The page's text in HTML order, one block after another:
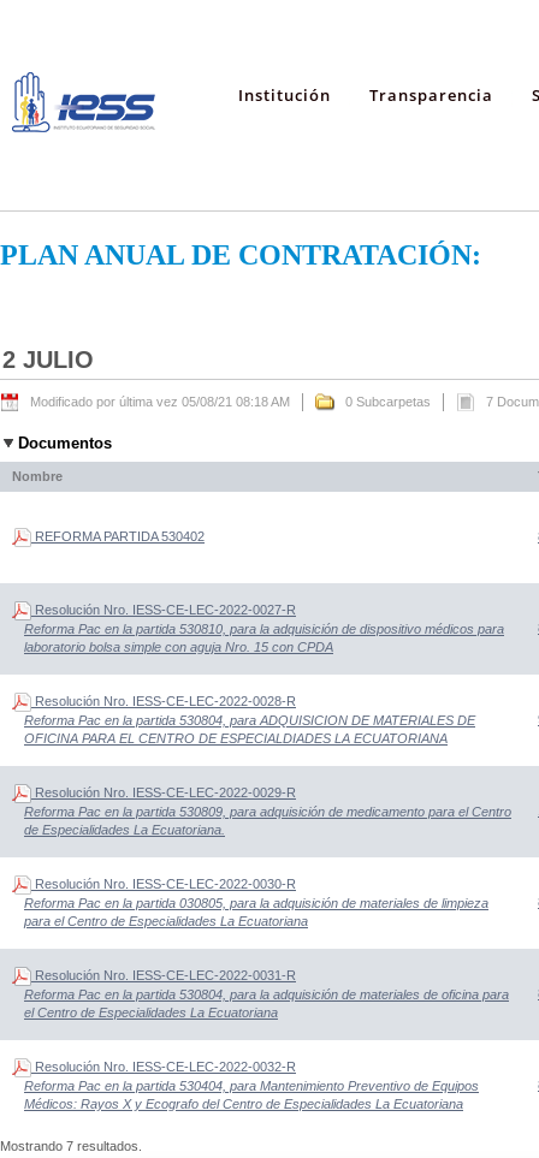
Institución Transparencia
PLAN ANUAL DE CONTRATACIÓN:
2 JULIO
Modificado por última vez 05/08/21 08:18 AM 0 Subcarpetas 7
Documentos
Nombre
REFORMA PARTIDA 530402
Resolución Nro. IESS-CE-LEC-2022-0027-R
Reforma Pac en la partida 530810, para la adquisición de dispositivo médicos para
laboratorio bolsa simple con aguja Nro. 15 con CPDA
Resolución Nro. IESS-CE-LEC-2022-0028-R
Reforma Pac en la partida 530804, para ADQUISICION DE MATERIALES DE
OFICINA PARA EL CENTRO DE ESPECIALDIADES LA ECUATORIANA
Resolución Nro. IESS-CE-LEC-2022-0029-R
Reforma Pac en la partida 530809, para adquisición de medicamento para el Centro
de Especialidades La Ecuatoriana.
Resolución Nro. IESS-CE-LEC-2022-0030-R
Reforma Pac en la partida 030805, para la adquisición de materiales de limpieza
para el Centro de Especialidades La Ecuatoriana
Resolución Nro. IESS-CE-LEC-2022-0031-R
Reforma Pac en la partida 530804, para la adquisición de materiales de oficina para
el Centro de Especialidades La Ecuatoriana
Resolución Nro. IESS-CE-LEC-2022-0032-R
Reforma Pac en la partida 530404, para Mantenimiento Preventivo de Equipos
Médicos: Rayos X y Ecografo del Centro de Especialidades La Ecuatoriana
Mostrando 7 resultados.